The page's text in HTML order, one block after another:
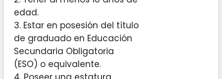
edad.
3. Estar en posesión del título
de graduado en Educación
Secundaria Obligatoria
(ESO) o equivalente.